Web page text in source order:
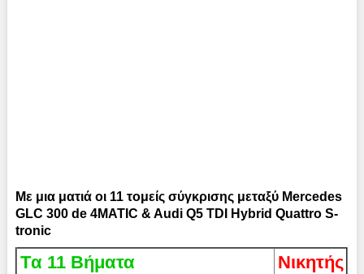
Με μια ματιά οι 11 τομείς σύγκρισης μεταξύ Μercedes
GLC 300 de 4MATIC & Audi Q5 TDI Hybrid Quattro S-
tronic
Tα 11 Βήματα Νικητής